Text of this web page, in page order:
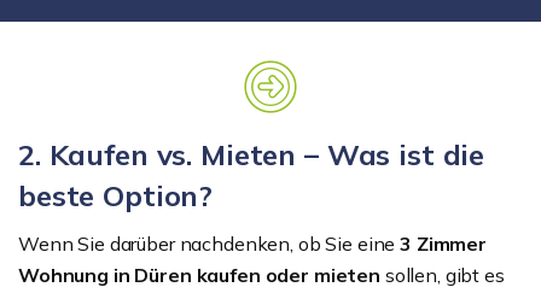
2. Kaufen vs. Mieten – Was ist die
beste Option?
Wenn Sie darüber nachdenken, ob Sie eine3 Zimmer
Wohnung in Düren kaufen oder mieten sollen, gibt es